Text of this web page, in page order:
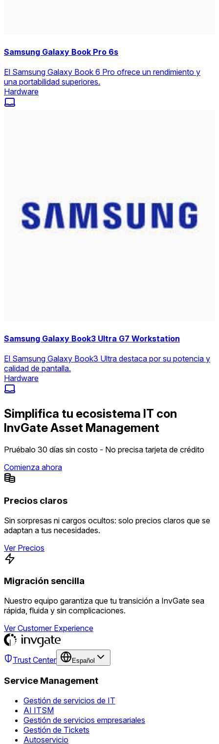
Samsung Galaxy Book Pro 6s
El Samsung Galaxy Book 6 Pro ofrece un rendimiento y
una portabilidad superiores.
Hardware
Samsung Galaxy Book3 Ultra G7 Workstation
El Samsung Galaxy Book3 Ultra destaca por su potencia y
calidad de pantalla.
Hardware
Simplifica tu ecosistema IT con
InvGate Asset Management
Pruébalo 30 días sin costo - No precisa tarjeta de crédito
Comienza ahora
Precios claros
Sin sorpresas ni cargos ocultos: solo precios claros que se
adaptan a tus necesidades.
Ver Precios
Migración sencilla
Nuestro equipo garantiza que tu transición a InvGate sea
rápida, fluida y sin complicaciones.
Ver Customer Experience
Trust Center Español
Service Management
Gestión de servicios de IT
AI ITSM
Gestión de servicios empresariales
Gestión de Tickets
Autoservicio